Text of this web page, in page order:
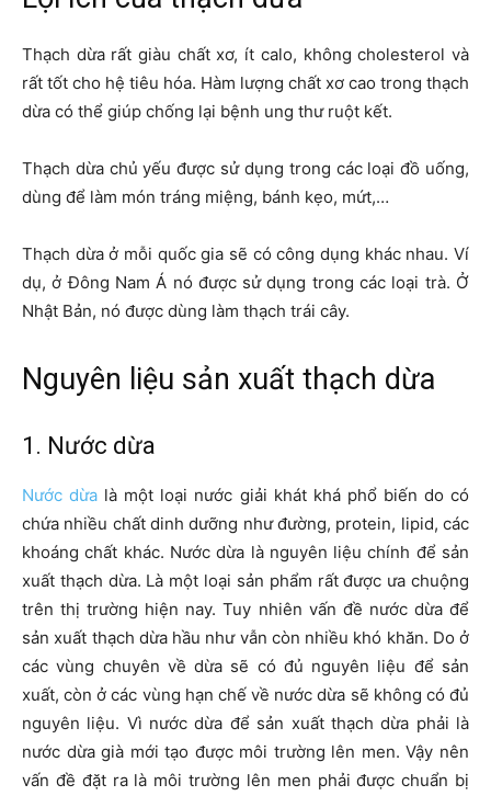
Thạch dừa rất giàu chất xơ, ít calo, không cholesterol và
rất tốt cho hệ tiêu hóa. Hàm lượng chất xơ cao trong thạch
dừa có thể giúp chống lại bệnh ung thư ruột kết.
Thạch dừa chủ yếu được sử dụng trong các loại đồ uống,
dùng để làm món tráng miệng, bánh kẹo, mứt,…
Thạch dừa ở mỗi quốc gia sẽ có công dụng khác nhau. Ví
dụ, ở Đông Nam Á nó được sử dụng trong các loại trà. Ở
Nhật Bản, nó được dùng làm thạch trái cây.
Nguyên liệu sản xuất thạch dừa
1. Nước dừa
Nước dừa là một loại nước giải khát khá phổ biến do có
chứa nhiều chất dinh dưỡng như đường, protein, lipid, các
khoáng chất khác. Nước dừa là nguyên liệu chính để sản
xuất thạch dừa. Là một loại sản phẩm rất được ưa chuộng
trên thị trường hiện nay. Tuy nhiên vấn đề nước dừa để
sản xuất thạch dừa hầu như vẫn còn nhiều khó khăn. Do ở
các vùng chuyên về dừa sẽ có đủ nguyên liệu để sản
xuất, còn ở các vùng hạn chế về nước dừa sẽ không có đủ
nguyên liệu. Vì nước dừa để sản xuất thạch dừa phải là
nước dừa già mới tạo được môi trường lên men. Vậy nên
vấn đề đặt ra là môi trường lên men phải được chuẩn bị